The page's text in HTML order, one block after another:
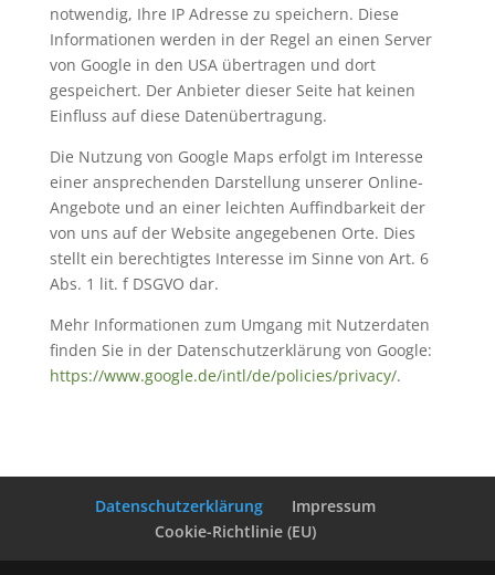
notwendig, Ihre IP Adresse zu speichern. Diese
Informationen werden in der Regel an einen Server
von Google in den USA übertragen und dort
gespeichert. Der Anbieter dieser Seite hat keinen
Einfluss auf diese Datenübertragung.
Die Nutzung von Google Maps erfolgt im Interesse
einer ansprechenden Darstellung unserer Online-
Angebote und an einer leichten Auffindbarkeit der
von uns auf der Website angegebenen Orte. Dies
stellt ein berechtigtes Interesse im Sinne von Art. 6
Abs. 1 lit. f DSGVO dar.
Mehr Informationen zum Umgang mit Nutzerdaten
finden Sie in der Datenschutzerklärung von Google:
https://www.google.de/intl/de/policies/privacy/.
Datenschutzerklärung
Impressum
Cookie-Richtlinie (EU)